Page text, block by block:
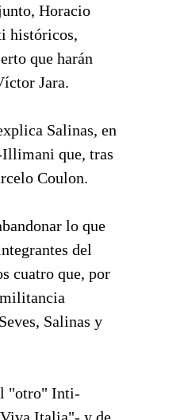
Horacio
históricos,
que harán
Jara.
Salinas, en
Illimani que, tras
Coulon.
lo que
del
cuatro que, por
Salinas y
"otro" Inti-